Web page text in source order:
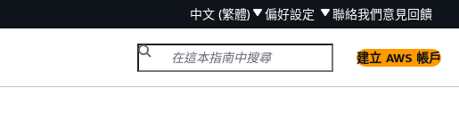
中文 (繁體) 偏好設定 聯絡我們意見回饋
建立 AWS 帳戶